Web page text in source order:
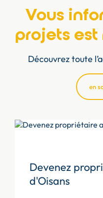
Vous
projets
Découvrez toute
en
Devenez
d'Oisans